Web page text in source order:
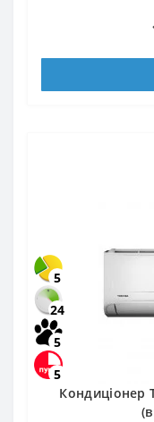
5
24
5
5
Кондиціонер